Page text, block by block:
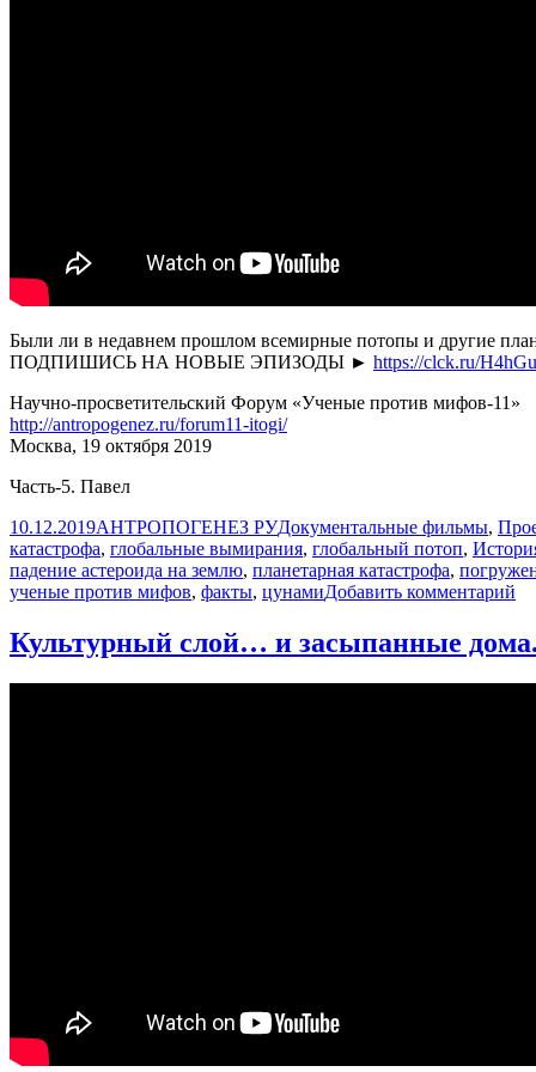
Были ли в недавнем прошлом всемирные потопы и другие
ПОДПИШИСЬ НА НОВЫЕ ЭПИЗОДЫ ► https://clck.ru/H4hGu
Научно-просветительский Форум «Ученые против мифов-11»
http://antropogenez.ru/forum11-itogi/
Москва, 19 октября 2019
Часть-5. Павел
Опубликовано
10.12.2019Автор
АНТРОПОГЕНЕЗ РУРубрики
Документальные фильмы,
катастрофа, глобальные вымирания, глобальный потоп,
падение астероида на землю, планетарная катастрофа,
ученые против мифов, факты, цунамиДобавить комментарий
и
Культурный слой… и засыпанные